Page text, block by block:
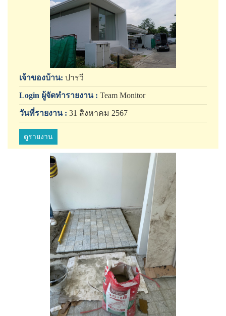
เจ้าของบ้าน: ปารวี
Login ผู้จัดทำรายงาน : Team Monitor
วันที่รายงาน : 31 สิงหาคม 2567
ดูรายงาน